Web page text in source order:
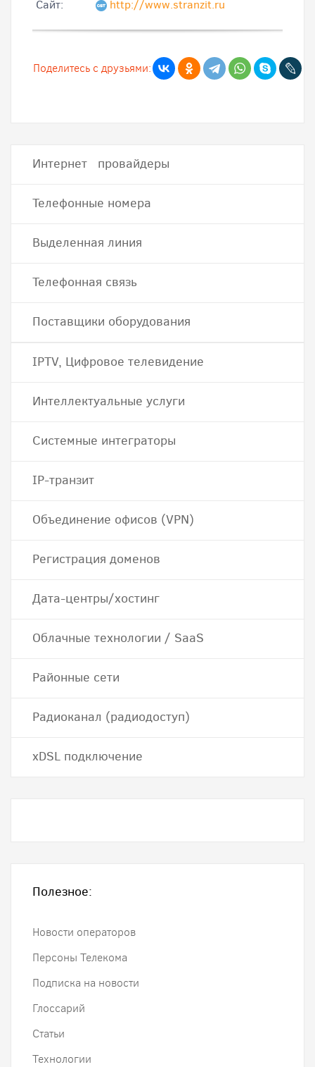
Cайт: http://www.stranzit.ru
Поделитесь с друзьями:
Интернет провайдеры
Телефонные номера
Выделенная линия
Телефонная связь
Поставщики оборудования
IPTV, Цифровое телевидение
Интеллектуальные услуги
Системные интеграторы
IP-транзит
Объединение офисов (VPN)
Регистрация доменов
Дата-центры/хостинг
Облачные технологии / SaaS
Районные сети
Радиоканал (радиодоступ)
хDSL подключение
Полезное:
Новости операторов
Персоны Телекома
Подписка на новости
Глоссарий
Статьи
Технологии